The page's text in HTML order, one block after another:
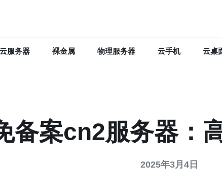
云服务器 裸金属 物理服务器 云手机 云桌
备案cn2服务器：
2025年3月4日